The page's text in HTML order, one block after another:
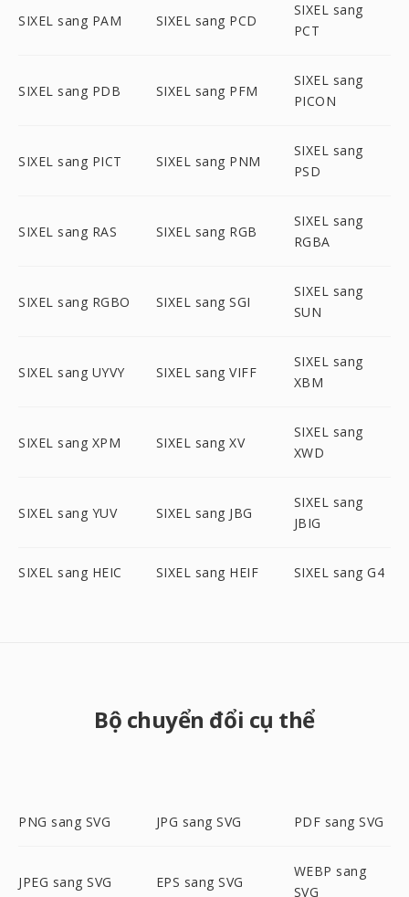
SIXEL sang PAM SIXEL sang PCD
SIXEL sang
PCT
SIXEL sang PDB SIXEL sang PFM
SIXEL sang
PICON
SIXEL sang PICT SIXEL sang PNM
SIXEL sang
PSD
SIXEL sang RAS SIXEL sang RGB
SIXEL sang
RGBA
SIXEL sang RGBO SIXEL sang SGI
SIXEL sang
SUN
SIXEL sang UYVY SIXEL sang VIFF
SIXEL sang
XBM
SIXEL sang XPM SIXEL sang XV
SIXEL sang
XWD
SIXEL sang YUV SIXEL sang JBG
SIXEL sang
JBIG
SIXEL sang HEIC SIXEL sang HEIF SIXEL sang G4
Bộ chuyển đổi cụ thể
PNG sang SVG JPG sang SVG PDF sang SVG
JPEG sang SVG EPS sang SVG
WEBP sang
SVG